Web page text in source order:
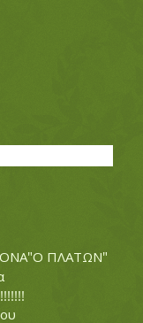
ΠΛΑΤΩΝ"